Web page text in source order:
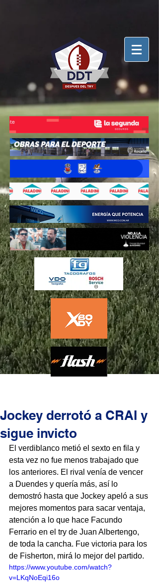
Jockey derrotó a CRAI y
sigue invicto
El verdiblanco metió el sexto en fila y
esta vez no fue menos trabajado que
los anteriores. El rival venía de vencer
a Duendes y quería más, así lo
demostró hasta que Jockey apeló a sus
mejores momentos para sacar ventaja,
atención a lo que hace Facundo
Ferrario en el try de Juan Albertengo,
de toda la cancha. Fue victoria para los
de Fisherton, mirá lo mejor del partido.
https://www.youtube.com/watch?
v=LKqNoEqi16o